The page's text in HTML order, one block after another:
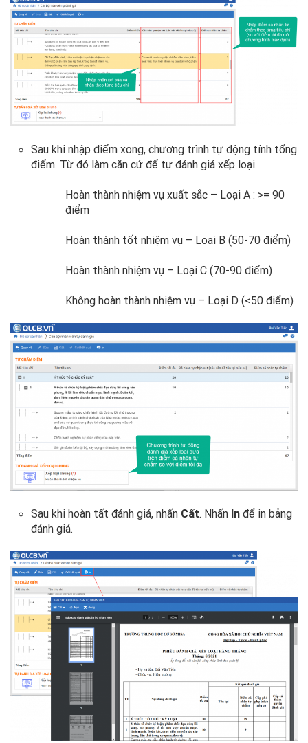
Sau khi nhập điểm xong, chương trình tự động tính tổng
điểm. Từ đó làm căn cứ để tự đánh giá xếp loại.
Hoàn thành nhiệm vụ xuất sắc – Loại A : >= 90
điểm
Hoàn thành tốt nhiệm vụ – Loại B (50-70 điểm)
Hoàn thành nhiệm vụ – Loại C (70-90 điểm)
Không hoàn thành nhiệm vụ – Loại D (<50 điểm)
Sau khi hoàn tất đánh giá, nhấn Cất. Nhấn In để in bảng
đánh giá.